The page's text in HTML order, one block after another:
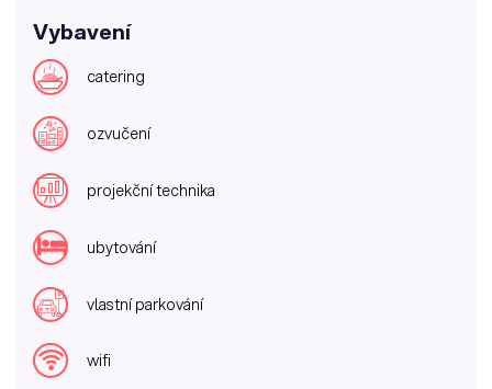
Vybavení
catering
ozvučení
projekční technika
ubytování
vlastní parkování
wifi